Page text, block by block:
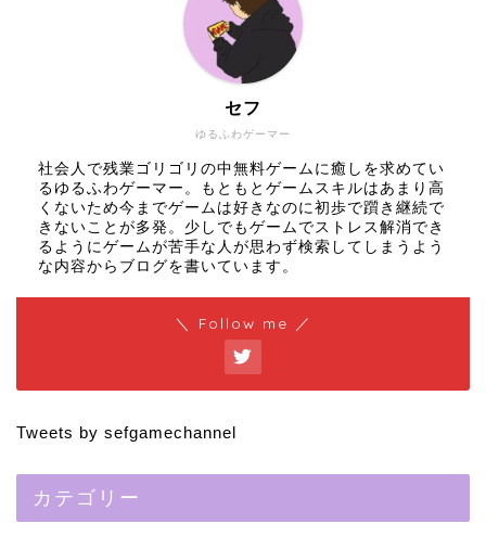
ゆるふわゲーマー
セフ
社会人で残業ゴリゴリの中無料ゲームに癒しを求めてい
るゆるふわゲーマー。もともとゲームスキルはあまり高
くないため今までゲームは好きなのに初歩で躓き継続で
きないことが多発。少しでもゲームでストレス解消でき
るようにゲームが苦手な人が思わず検索してしまうよう
な内容からブログを書いています。
＼ Follow me ／
Tweets by sefgamechannel
カテゴリー